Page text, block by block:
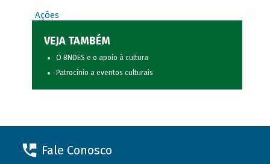
Ações
VEJA TAMBÉM
O BNDES e o apoio à cultura
Patrocínio a eventos culturais
Fale Conosco